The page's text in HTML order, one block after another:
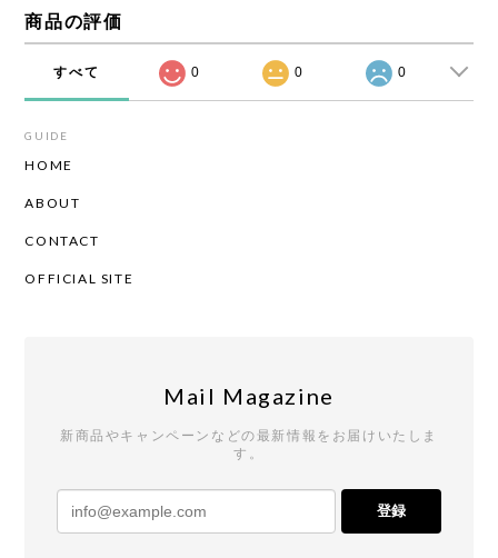
商品の評価
すべて 0 0 0
GUIDE
HOME
ABOUT
CONTACT
OFFICIAL SITE
Mail Magazine
新商品やキャンペーンなどの最新情報をお届けいたしま
す。
登録